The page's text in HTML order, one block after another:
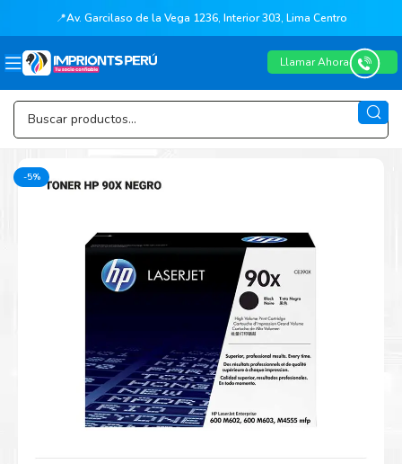
📍Av. Garcilaso de la Vega 1236, Interior 303, Lima Centro
Llamar Ahora
-5%